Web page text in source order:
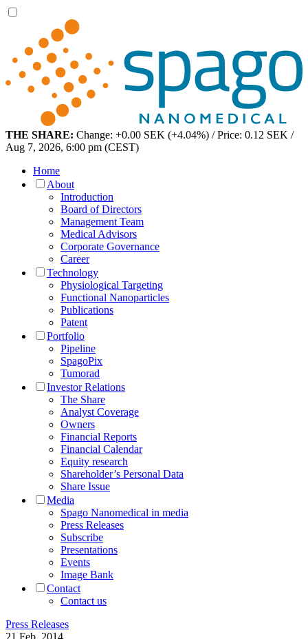
THE SHARE: Change: +0.00 SEK (+4.04%) / Price: 0.12 SEK /
Aug 7, 2026, 6:00 pm (CEST)
Home
About
Introduction
Board of Directors
Management Team
Medical Advisors
Corporate Governance
Career
Technology
Physiological Targeting
Functional Nanoparticles
Publications
Patent
Portfolio
Pipeline
SpagoPix
Tumorad
Investor Relations
The Share
Analyst Coverage
Owners
Financial Reports
Financial Calendar
Equity research
Shareholder’s Personal Data
Share Issue
Media
Spago Nanomedical in media
Press Releases
Subscribe
Presentations
Events
Image Bank
Contact
Contact us
Press Releases
21 Feb, 2014